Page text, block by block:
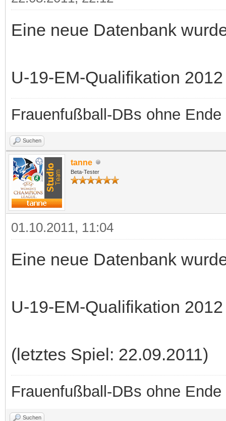
Eine neue Datenbank
U-19-EM-Qualifikation
Frauenfußball-DBs ohne Ende
Suchen
tanne
Beta-Tester
01.10.2011, 11:04
Eine neue Datenbank
U-19-EM-Qualifikation
(letztes Spiel: 22.09.2011)
Frauenfußball-DBs ohne Ende
Suchen